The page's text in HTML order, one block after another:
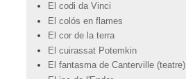
El codi da Vinci
El colós en flames
El cor de la terra
El cuirassat Potemkin
El fantasma de Canterville (teatre)